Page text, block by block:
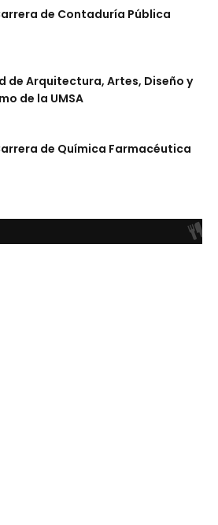
de Contaduría Pública
de Arquitectura, Artes, Diseño y
de la UMSA
de Química Farmacéutica